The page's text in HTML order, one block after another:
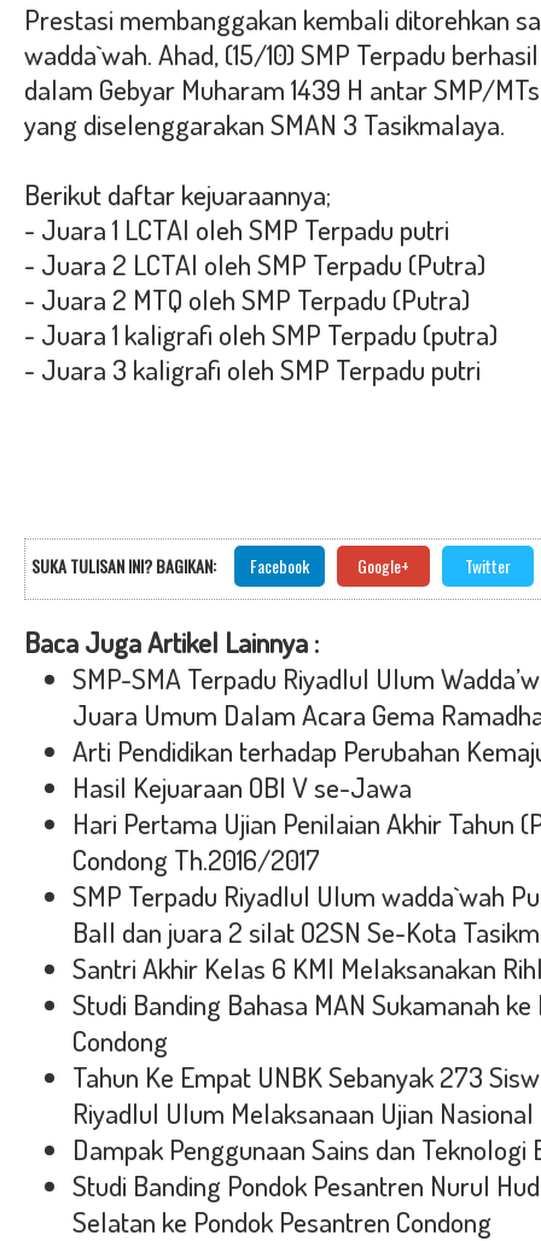
Prestasi membanggakan kembali ditorehkan
wadda`wah. Ahad, (15/10) SMP Terpadu
dalam Gebyar Muharam 1439 H antar SMP/
yang diselenggarakan SMAN 3 Tasikmalaya.
Berikut daftar kejuaraannya;
- Juara 1 LCTAI oleh SMP Terpadu putri
- Juara 2 LCTAI oleh SMP Terpadu (Putra)
- Juara 2 MTQ oleh SMP Terpadu (Putra)
- Juara 1 kaligrafi oleh SMP Terpadu (putra)
- Juara 3 kaligrafi oleh SMP Terpadu putri
SUKA TULISAN INI? BAGIKAN: Facebook Google+ Twitter
Baca Juga Artikel Lainnya :
SMP-SMA Terpadu Riyadlul Ulum
Juara Umum Dalam Acara Gema
Arti Pendidikan terhadap Perubahan
Hasil Kejuaraan OBI V se-Jawa
Hari Pertama Ujian Penilaian Akhir Tahun
Condong Th.2016/2017
SMP Terpadu Riyadlul Ulum wadda`wah
Ball dan juara 2 silat O2SN Se-Kota
Santri Akhir Kelas 6 KMI Melaksanakan
Studi Banding Bahasa MAN Sukamanah
Condong
Tahun Ke Empat UNBK Sebanyak 273
Riyadlul Ulum Melaksanaan Ujian
Dampak Penggunaan Sains dan
Studi Banding Pondok Pesantren Nurul
Selatan ke Pondok Pesantren Condong